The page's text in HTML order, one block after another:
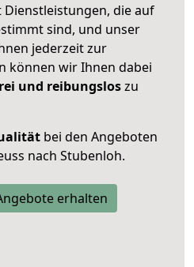
die auf
sind, und unser
jederzeit zur
können wir Ihnen dabei
und reibungsloszu
bei den Angeboten
nach Stubenloh.
erhalten